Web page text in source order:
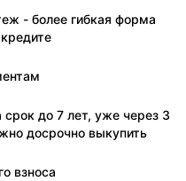
- более гибкая форма
до 7 лет, уже через 3
досрочно выкупить
взноса